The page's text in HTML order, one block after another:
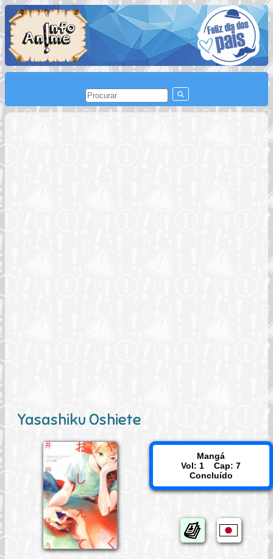
Yasashiku Oshiete
Mangá
Vol: 1 Cap: 7
Concluído